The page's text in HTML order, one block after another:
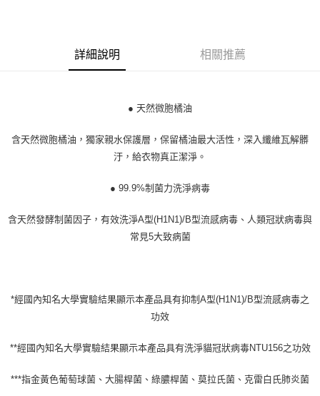
詳細說明 相關推薦
● 天然微胞橘油
含天然微胞橘油，獨家親水保護層，保留橘油最大活性，深入纖維瓦解髒
汙，給衣物真正潔淨。
● 99.9%制菌力洗淨病毒
含天然發酵制菌因子，有效洗淨A型(H1N1)/B型流感病毒、人類冠狀病毒與
常見5大致病菌
*經國內知名大學實驗結果顯示本產品具有抑制A型(H1N1)/B型流感病毒之
功效
**經國內知名大學實驗結果顯示本產品具有洗淨貓冠狀病毒NTU156之功效
***指金黃色葡萄球菌、大腸桿菌、綠膿桿菌、莫拉氏菌、克雷白氏肺炎菌